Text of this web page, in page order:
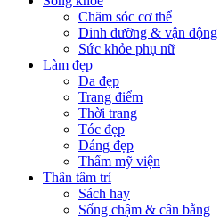
Chăm sóc cơ thể
Dinh dưỡng & vận động
Sức khỏe phụ nữ
Làm đẹp
Da đẹp
Trang điểm
Thời trang
Tóc đẹp
Dáng đẹp
Thẩm mỹ viện
Thân tâm trí
Sách hay
Sống chậm & cân bằng